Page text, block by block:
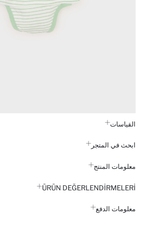
القياسات
ابحث في المتجر
معلومات المنتج
ÜRÜN DEĞERLENDİRMELERİ
معلومات الدفع